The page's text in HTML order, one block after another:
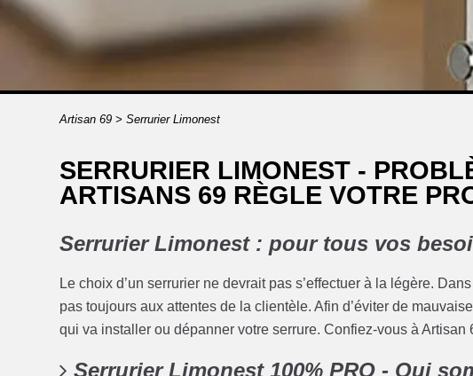
Artisan 69> Serrurier Limonest
SERRURIER LIMONEST -
ARTISANS 69 RÈGLE VOTRE
Serrurier Limonest : pour tous vos
Le choix d’un serrurier ne devrait pas s’effectuer à la légère.
pas toujours aux attentes de la clientèle. Afin d’éviter de
qui va installer ou dépanner votre serrure. Confiez-vous à Artisan
Serrurier Limonest 100% PRO - Qui